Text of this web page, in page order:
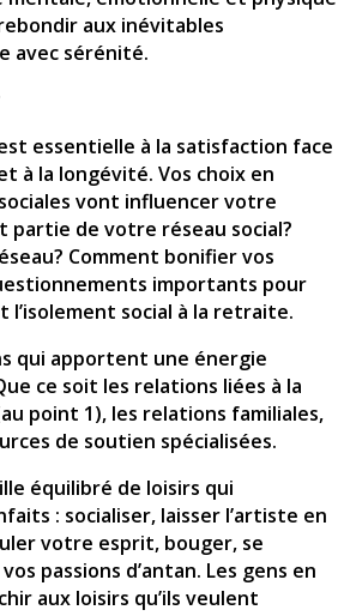
aux inévitables
avec sérénité.
essentielle à la satisfaction face
à la longévité. Vos choix en
vont influencer votre
partie de votre réseau social?
Comment bonifier vos
importants pour
social à la retraite.
qui apportent une énergie
ce soit les relations liées à la
point 1), les relations familiales,
de soutien spécialisées.
équilibré de loisirs qui
: socialiser, laisser l’artiste en
votre esprit, bouger, se
passions d’antan. Les gens en
aux loisirs qu’ils veulent